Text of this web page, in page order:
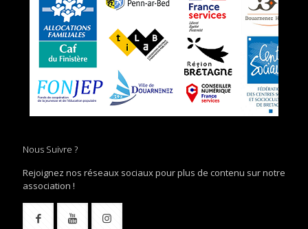
Nous Suivre ?
Rejoignez nos réseaux sociaux pour plus de contenu sur notre
association !